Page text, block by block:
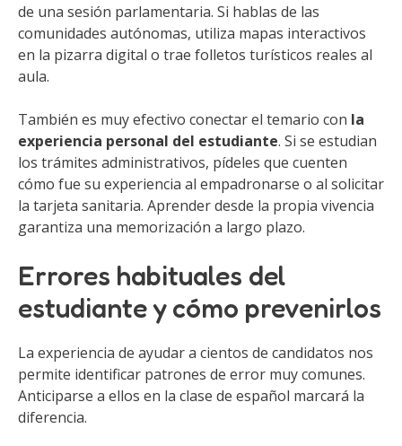
de una sesión parlamentaria. Si hablas de las
comunidades autónomas, utiliza mapas interactivos
en la pizarra digital o trae folletos turísticos reales al
aula.
También es muy efectivo conectar el temario con la
experiencia personal del estudiante. Si se estudian
los trámites administrativos, pídeles que cuenten
cómo fue su experiencia al empadronarse o al solicitar
la tarjeta sanitaria. Aprender desde la propia vivencia
garantiza una memorización a largo plazo.
Errores habituales del
estudiante y cómo prevenirlos
La experiencia de ayudar a cientos de candidatos nos
permite identificar patrones de error muy comunes.
Anticiparse a ellos en la clase de español marcará la
diferencia.